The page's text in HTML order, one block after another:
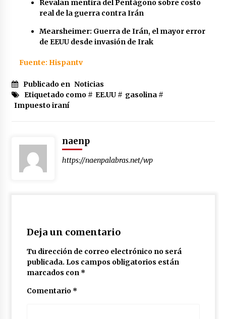
Revalan mentira del Pentágono sobre costo
real de la guerra contra Irán
Mearsheimer: Guerra de Irán, el mayor error
de EEUU desde invasión de Irak
Fuente: Hispantv
Publicado en Noticias
Etiquetado como # EE.UU# gasolina#
Impuesto iraní
naenp
https://naenpalabras.net/wp
Deja un comentario
Tu dirección de correo electrónico no será
publicada. Los campos obligatorios están
marcados con *
Comentario *